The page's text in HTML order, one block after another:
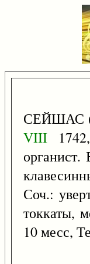
СЕЙШАС
VIII
органист.
Соч.:
токкаты,
10 месс, Те